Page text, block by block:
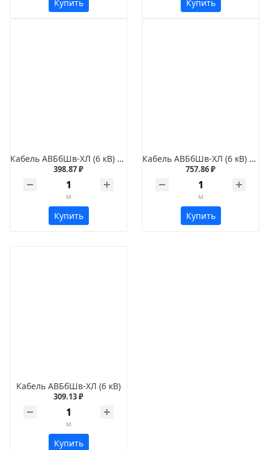
Купить Купить
Кабель АВБбШв-ХЛ (6 кВ) 3х50
398.87 ₽
м
Купить
Кабель АВБбШв-ХЛ (6 кВ) 3х95
757.86 ₽
м
Купить
Кабель АВБбШв-ХЛ (6 кВ)
309.13 ₽
м
Купить